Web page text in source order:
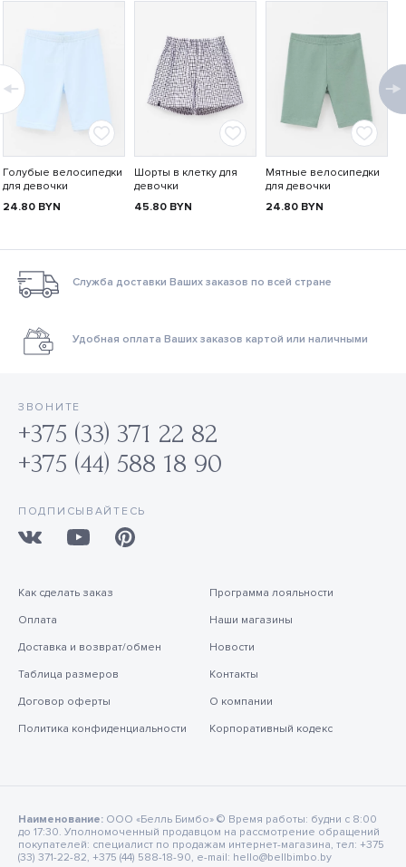
Голубые велосипедки
для девочки
24.80 BYN
Шорты в клетку для
девочки
45.80 BYN
Мятные велосипедки
для девочки
24.80 BYN
Служба доставки Ваших заказов по всей стране
Удобная оплата Ваших заказов картой или наличными
ЗВОНИТЕ
+375 (33) 371 22 82
+375 (44) 588 18 90
ПОДПИСЫВАЙТЕСЬ
Как сделать заказ
Оплата
Доставка и возврат/обмен
Таблица размеров
Договор оферты
Политика конфиденциальности
Программа лояльности
Наши магазины
Новости
Контакты
О компании
Корпоративный кодекс
Наименование: ООО «Белль Бимбо» © Время работы: будни с 8:00
до 17:30. Уполномоченный продавцом на рассмотрение обращений
покупателей: специалист по продажам интернет-магазина, тел: +375
(33) 371-22-82, +375 (44) 588-18-90, e-mail: hello@bellbimbo.by